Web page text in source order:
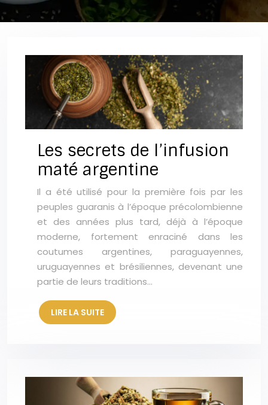
Les secrets de l’infusion
maté argentine
Il a été utilisé pour la première fois par les
peuples guaranis à l’époque précolombienne
et des années plus tard, déjà à l’époque
moderne, fortement enraciné dans les
coutumes argentines, paraguayennes,
uruguayennes et brésiliennes, devenant une
partie de leurs traditions…
LIRE LA SUITE